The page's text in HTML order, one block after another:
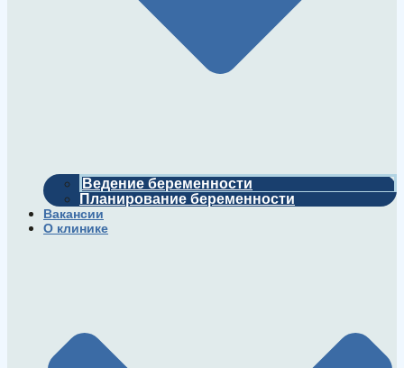
Ведение беременности
Планирование беременности
Вакансии
О клинике